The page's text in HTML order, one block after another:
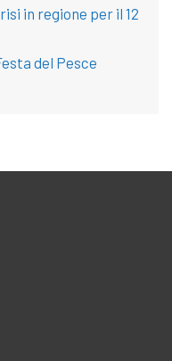
in regione per il 12
del Pesce